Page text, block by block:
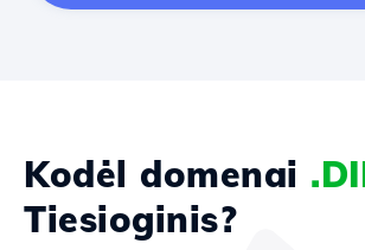
Kodėl domenai
Tiesioginis?